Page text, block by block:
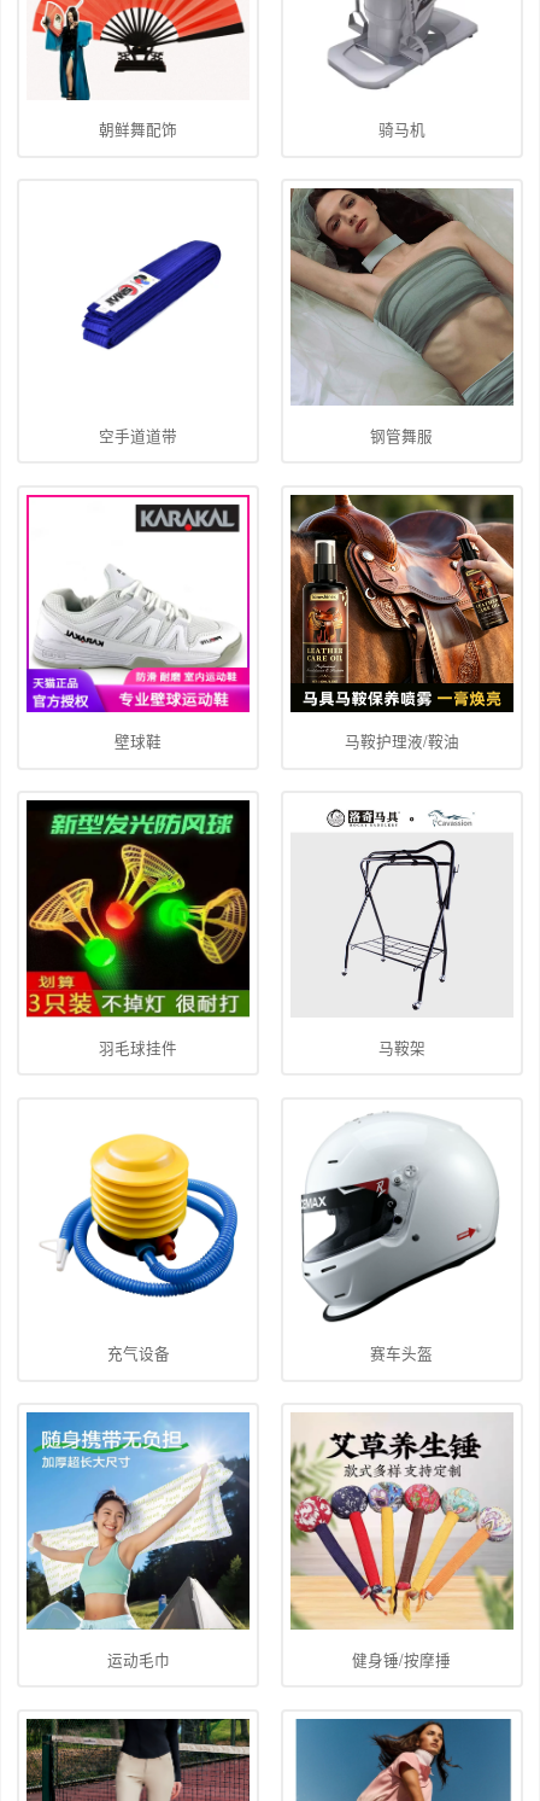
朝鲜舞配饰 骑马机
空手道道带 钢管舞服
壁球鞋 马鞍护理液/鞍油
羽毛球挂件 马鞍架
充气设备 赛车头盔
运动毛巾 健身锤/按摩捶